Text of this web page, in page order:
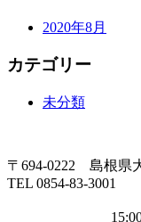
2020年8月
カテゴリー
未分類
〒694-0222 島根県
TEL 0854-83-3001